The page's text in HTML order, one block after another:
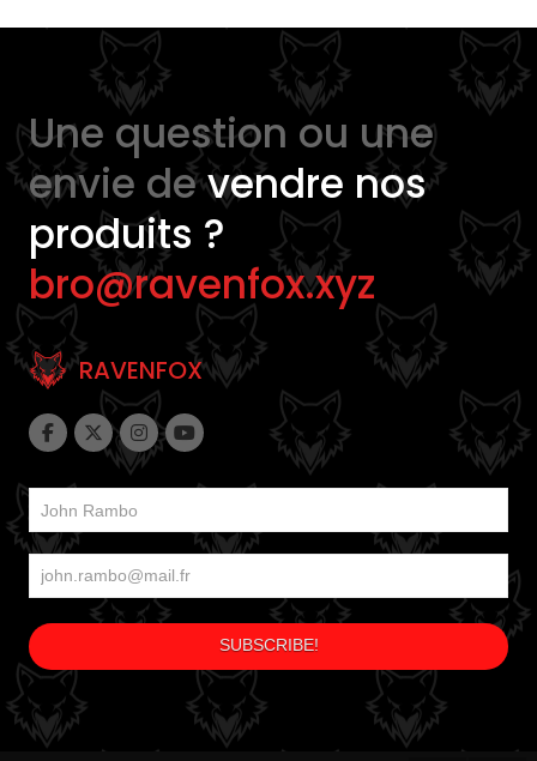
Une question ou une
envie devendre nos
produits ?
bro@ravenfox.xyz
RAVENFOX